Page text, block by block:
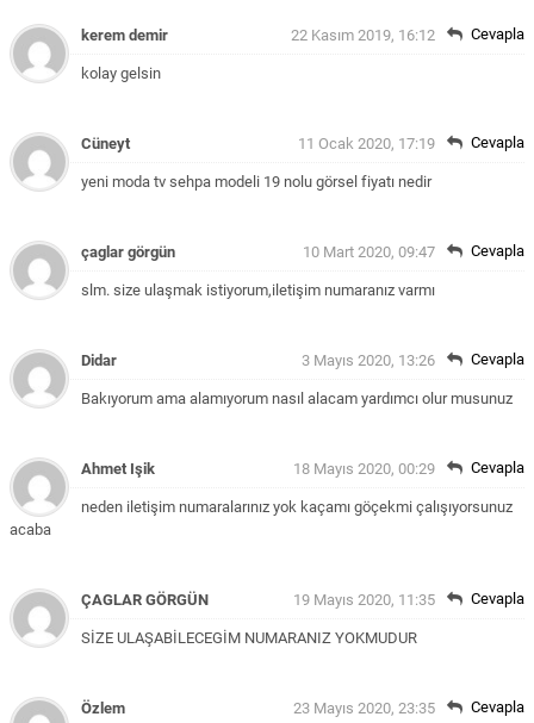
kerem demir 22 Kasım 2019, 16:12
kolay gelsin
Cevapla
Cüneyt 11 Ocak 2020, 17:19
yeni moda tv sehpa modeli 19 nolu görsel fiyatı nedir
Cevapla
çaglar görgün 10 Mart 2020, 09:47
slm. size ulaşmak istiyorum,iletişim numaranız varmı
Cevapla
Didar 3 Mayıs 2020, 13:26
Bakıyorum ama alamıyorum nasıl alacam yardımcı olur musunuz
Cevapla
Ahmet Işik 18 Mayıs 2020, 00:29
neden iletişim numaralarınız yok kaçamı göçekmi çalışıyorsunuz
acaba
Cevapla
ÇAGLAR GÖRGÜN 19 Mayıs 2020, 11:35
SİZE ULAŞABİLECEGİM NUMARANIZ YOKMUDUR
Cevapla
Özlem 23 Mayıs 2020, 23:35 Cevapla